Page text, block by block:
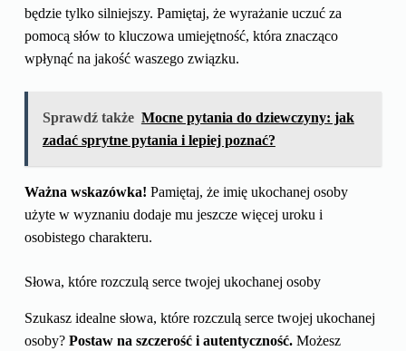
będzie tylko silniejszy. Pamiętaj, że wyrażanie uczuć za
pomocą słów to kluczowa umiejętność, która znacząco
wpłynąć na jakość waszego związku.
Sprawdź także Mocne pytania do dziewczyny: jak
zadać sprytne pytania i lepiej poznać?
Ważna wskazówka! Pamiętaj, że imię ukochanej osoby
użyte w wyznaniu dodaje mu jeszcze więcej uroku i
osobistego charakteru.
Słowa, które rozczulą serce twojej ukochanej osoby
Szukasz idealne słowa, które rozczulą serce twojej ukochanej
osoby? Postaw na szczerość i autentyczność.Możesz